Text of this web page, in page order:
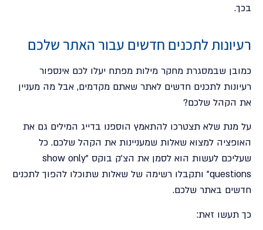
בכך.
רעיונות לתכנים חדשים עבור האתר שלכם
כמובן שבמסגרת מחקר מילות מפתח יעלו לכם אינספור
רעיונות לתכנים חדשים לאתר שאתם מקדמים, אבל מה מעניין
את הקהל שלכם?
על מנת שלא תצטרכו להתאמץ הוספנו בדייג המילים גם את
האופציה למצוא שאלות שמעניינות את הקהל שלכם. כל
שעליכם לעשות הוא לסמן את הצ'ק בוקס "show only
questions" ותקבלו רשימה של שאלות שתוכלו להפוך לתכנים
חדשים באתר שלכם.
כך תעשו זאת: